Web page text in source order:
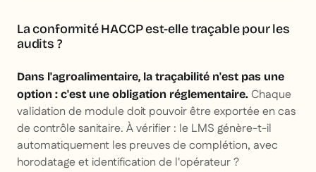
La conformité HACCP est-elle traçable pour les
audits ?
Dans l'agroalimentaire, la traçabilité n'est pas une
option : c'est une obligation réglementaire. Chaque
validation de module doit pouvoir être exportée en cas
de contrôle sanitaire. À vérifier : le LMS génère-t-il
automatiquement les preuves de complétion, avec
horodatage et identification de l'opérateur ?